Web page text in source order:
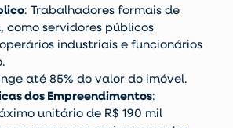
: Trabalhadores formais de
como servidores públicos
industriais e funcionários
até 85% do valor do imóvel.
dos Empreendimentos:
unitário de R$ 190 mil